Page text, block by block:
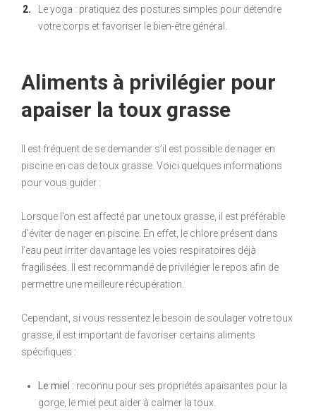
Le yoga : pratiquez des postures simples pour détendre
votre corps et favoriser le bien-être général.
Aliments à privilégier pour
apaiser la toux grasse
Il est fréquent de se demander s’il est possible de nager en
piscine en cas de toux grasse. Voici quelques informations
pour vous guider :
Lorsque l’on est affecté par une toux grasse, il est préférable
d’éviter de nager en piscine. En effet, le chlore présent dans
l’eau peut irriter davantage les voies respiratoires déjà
fragilisées. Il est recommandé de privilégier le repos afin de
permettre une meilleure récupération.
Cependant, si vous ressentez le besoin de soulager votre toux
grasse, il est important de favoriser certains aliments
spécifiques :
Le miel : reconnu pour ses propriétés apaisantes pour la
gorge, le miel peut aider à calmer la toux.